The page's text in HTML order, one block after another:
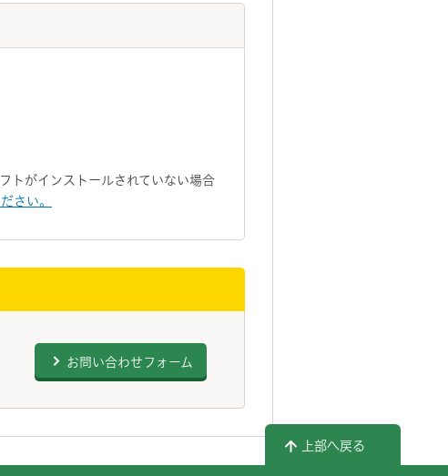
トがインストールされていない場合
さい。
お問い合わせフォーム
上部へ戻る